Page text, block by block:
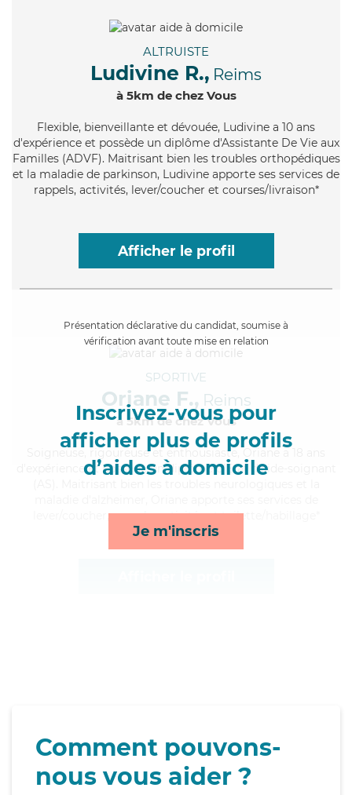
ALTRUISTE
Ludivine R., Reims
à 5km de chez Vous
Flexible, bienveillante et dévouée, Ludivine a 10 ans
d'expérience et possède un diplôme d'Assistante De Vie aux
Familles (ADVF). Maitrisant bien les troubles orthopédiques
et la maladie de parkinson, Ludivine apporte ses services de
rappels, activités, lever/coucher et courses/livraison*
Afficher le profil
Présentation déclarative du candidat, soumise à
vérification avant toute mise en relation
Inscrivez-vous pour
afficher plus de profils
d’aides à domicile
Je m'inscris
SPORTIVE
Oriane F., Reims
à 5km de chez Vous
, rigoureuse et enthousiaste, Oriane a 18 ans
d'expérience et possède un diplôme d'Etat d'aide-soignant
lever/coucher, rappels, activités et toilette/habillage*
Comment pouvons-
nous vous aider ?